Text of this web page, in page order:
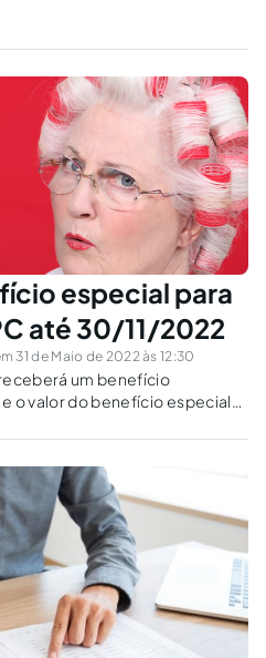
especial para
até 30/11/2022
31 de Maio de 2022 às 12:30
um benefício
o valor do benefício especial
feitas à previdência